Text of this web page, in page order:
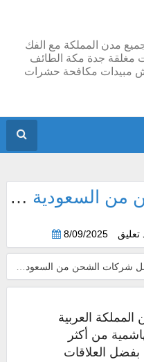
مدن المملكة مع الفك
مغلقة جدة مكة الطائف
مبيدات مكافحة حشرات
أفضل شركات الشحن من السعودية إلى الأردن
تعليق 8/09/2025
شركات الشحن من السعودية إلى الأردن
العربية
من أكثر
بفضل العلاقات